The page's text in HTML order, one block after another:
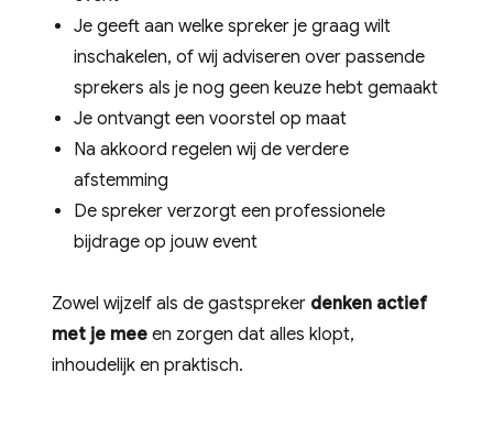
Je geeft aan welke spreker je graag wilt
inschakelen, of wij adviseren over passende
sprekers als je nog geen keuze hebt gemaakt
Je ontvangt een voorstel op maat
Na akkoord regelen wij de verdere
afstemming
De spreker verzorgt een professionele
bijdrage op jouw event
Zowel wijzelf als de gastspreker denken actief
met je mee en zorgen dat alles klopt,
inhoudelijk en praktisch.